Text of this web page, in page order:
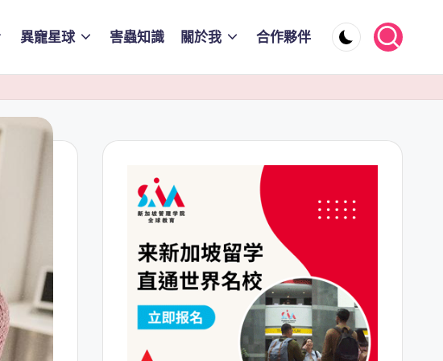
異寵星球 害蟲知識 關於我 合作夥伴